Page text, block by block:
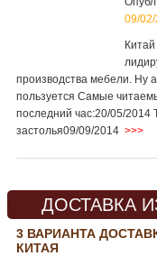
09/
производства мебели. Ну
пользуется Самые
последний час:20/05/2014
застолья09/09/2014 >>>
ДОСТАВКА
3 ВАРИАНТА
КИТАЯ